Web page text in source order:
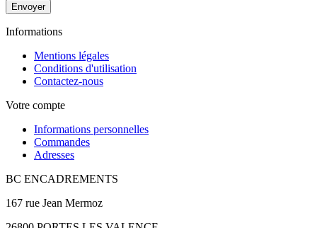
Envoyer
Informations
Mentions légales
Conditions d'utilisation
Contactez-nous
Votre compte
Informations personnelles
Commandes
Adresses
BC ENCADREMENTS
167 rue Jean Mermoz